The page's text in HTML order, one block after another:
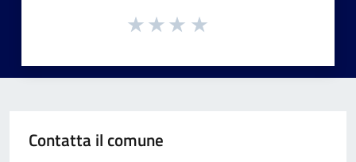
Contatta il comune